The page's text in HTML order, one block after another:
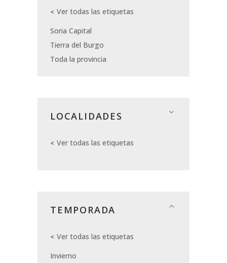
Ver todas las etiquetas
Soria Capital
Tierra del Burgo
Toda la provincia
LOCALIDADES
Ver todas las etiquetas
TEMPORADA
Ver todas las etiquetas
Invierno